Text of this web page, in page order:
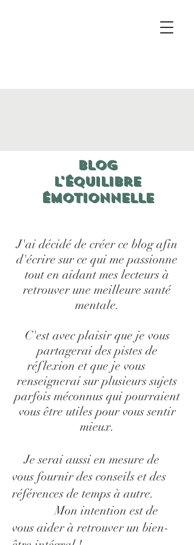
Blog
L'Équilibre
Émotionnelle
J'ai décidé de créer ce blog afin
d'écrire sur ce qui me passionne
tout en aidant mes lecteurs à
retrouver une meilleure santé
mentale.
C'est avec plaisir que je vous
partagerai des pistes de
réflexion et que je vous
renseignerai sur plusieurs sujets
parfois méconnus qui pourraient
vous être utiles pour vous sentir
mieux.
Je serai aussi en mesure de
vous fournir des conseils et des
références de temps à autre.
Mon intention est de
vous aider à retrouver un bien-